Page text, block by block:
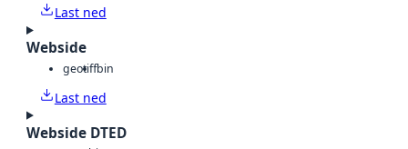
Last ned
Webside
geotiffbin
Last ned
Webside DTED